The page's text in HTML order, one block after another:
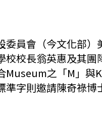
委員會（今文化部
校校長翁英惠及其
Museum之「M」與
準字則邀請陳奇祿博